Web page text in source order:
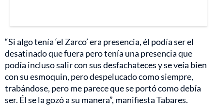
“Si algo tenía ‘el Zarco’ era presencia, él podía ser el
desatinado que fuera pero tenía una presencia que
podía incluso salir con sus desfachateces y se veía bien
con su esmoquin, pero despelucado como siempre,
trabándose, pero me parece que se portó como debía
ser. Él se la gozó a su manera”, manifiesta Tabares.